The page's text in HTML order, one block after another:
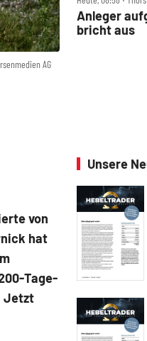
AG
von
hat
Tage-
Jetzt
Anleger
bricht aus
Unsere